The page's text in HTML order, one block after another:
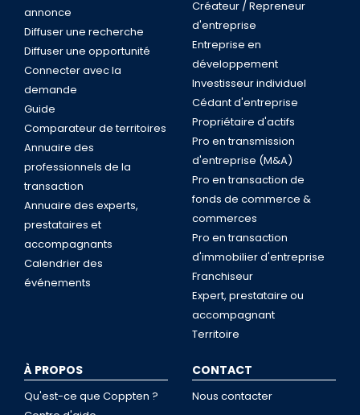
annonce
Diffuser une recherche
Diffuser une opportunité
Connecter avec la
demande
Guide
Comparateur de territoires
Annuaire des
professionnels de la
transaction
Annuaire des experts,
prestataires et
accompagnants
Calendrier des
événements
Créateur / Repreneur
d'entreprise
Entreprise en
développement
Investisseur individuel
Cédant d'entreprise
Propriétaire d'actifs
Pro en transmission
d'entreprise (M&A)
Pro en transaction de
fonds de commerce &
commerces
Pro en transaction
d'immobilier d'entreprise
Franchiseur
Expert, prestataire ou
accompagnant
Territoire
À PROPOS
Qu'est-ce que Coppten ?
CONTACT
Nous contacter